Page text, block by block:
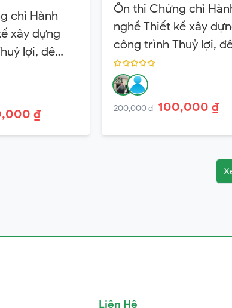
chỉ Hành
xây dựng
lợi, đê
₫
Ôn thi Chứng chỉ
nghề Thiết kế xây
công trình Thuỷ lợi,
điều Hạng 3
200,000 ₫ 100,000 ₫
Liên Hệ